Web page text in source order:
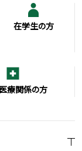
在学生の方
療関係の方